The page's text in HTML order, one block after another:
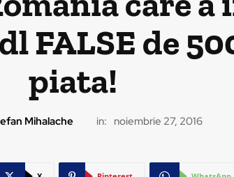
FALSE de
piata!
Mihalache in: noiembrie 27, 2016